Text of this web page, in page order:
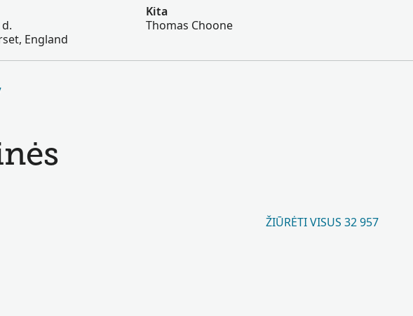
England
Kita
Thomas Choone
ŽIŪRĖTI VISUS 32 957